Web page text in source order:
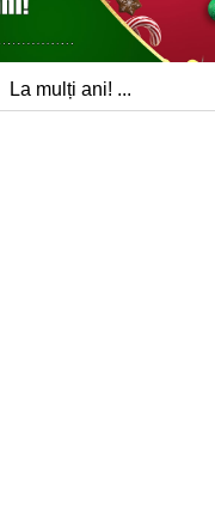
La mulți ani! ...